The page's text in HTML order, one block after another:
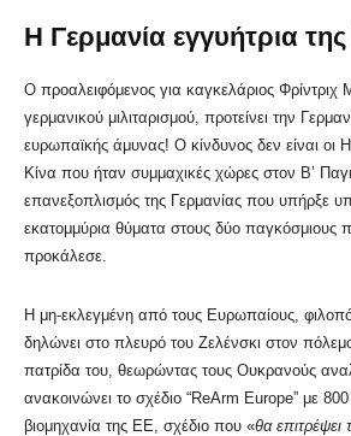
Η Γερμανία εγγυήτρια
Ο προαλειφόμενος για καγκελάριος Φρίντριχ
γερμανικού μιλιταρισμού, προτείνει την
ευρωπαϊκής άμυνας! Ο κίνδυνος δεν είναι
Κίνα που ήταν συμμαχικές χώρες στον Β’
επανεξοπλισμός της Γερμανίας που υπήρξε
εκατομμύρια θύματα στους δύο παγκόσμιους
προκάλεσε.
Η μη-εκλεγμένη από τους Ευρωπαίους,
δηλώνει στο πλευρό του Ζελένσκι στον
πατρίδα του, θεωρώντας τους Ουκρανούς
ανακοινώνει το σχέδιο “ReArm Europe” με
βιομηχανία της ΕΕ, σχέδιο που «θα